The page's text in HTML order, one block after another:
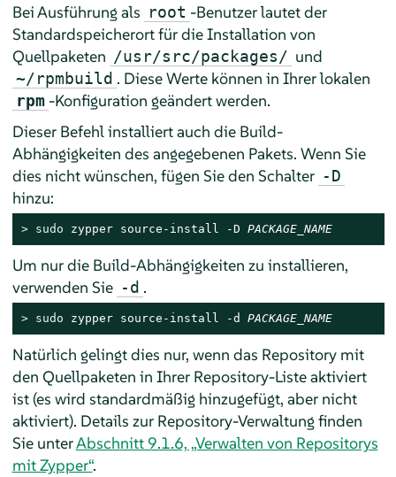
Bei Ausführung als root -Benutzer lautet der
Standardspeicherort für die Installation von
Quellpaketen /usr/src/packages/ und
~/rpmbuild . Diese Werte können in Ihrer lokalen
rpm -Konfiguration geändert werden.
Dieser Befehl installiert auch die Build-
Abhängigkeiten des angegebenen Pakets. Wenn Sie
dies nicht wünschen, fügen Sie den Schalter -D
hinzu:
> sudo zypper source-install -D PACKAGE_NAME
Um nur die Build-Abhängigkeiten zu installieren,
verwenden Sie -d .
> sudo zypper source-install -d PACKAGE_NAME
Natürlich gelingt dies nur, wenn das Repository mit
den Quellpaketen in Ihrer Repository-Liste aktiviert
ist (es wird standardmäßig hinzugefügt, aber nicht
aktiviert). Details zur Repository-Verwaltung finden
Sie unterAbschnitt 9.1.6, „Verwalten von Repositorys
mit Zypper“.